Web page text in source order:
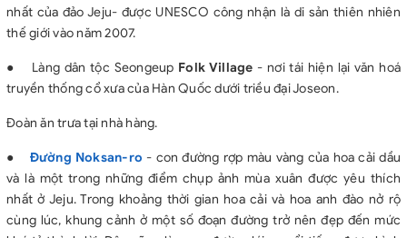
nhất của đảo Jeju- được UNESCO công nhận là di sản thiên nhiên
thế giới vào năm 2007.
● Làng dân tộc Seongeup Folk Village - nơi tái hiện lại văn hoá
truyền thống cổ xưa của Hàn Quốc dưới triều đại Joseon.
Đoàn ăn trưa tại nhà hàng.
● Đường Noksan-ro - con đường rợp màu vàng của hoa cải dầu
và là một trong những điểm chụp ảnh mùa xuân được yêu thích
nhất ở Jeju. Trong khoảng thời gian hoa cải và hoa anh đào nở rộ
cùng lúc, khung cảnh ở một số đoạn đường trở nên đẹp đến mức